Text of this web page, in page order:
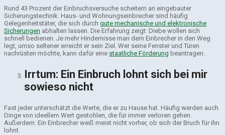
Rund 43 Prozent der Einbruchsversuche scheitern an eingebauter
Sicherungstechnik. Haus- und Wohnungseinbrecher sind häufig
Gelegenheitstäter, die sich durch gute mechanische und elektronische
Sicherungen abhalten lassen. Die Erfahrung zeigt: Diebe wollen sich
schnell bedienen. Je mehr Hindernisse man dem Einbrecher in den Weg
legt, umso seltener erreicht er sein Ziel. Wer seine Fenster und Türen
nachrüsten möchte, kann dafür eine staatliche Förderung beantragen.
Irrtum: Ein Einbruch lohnt sich bei mir
sowieso nicht
Fast jeder unterschätzt die Werte, die er zu Hause hat. Häufig werden auch
Dinge von ideellem Wert gestohlen, die für immer verloren gehen.
Außerdem: Ein Einbrecher weiß meist nicht vorher, ob sich der Bruch für ihn
lohnt.